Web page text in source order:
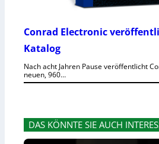
Conrad Electronic
Katalog
Nach acht Jahren Pause veröffentlicht
neuen, 960…
DAS KÖNNTE SIE AUCH